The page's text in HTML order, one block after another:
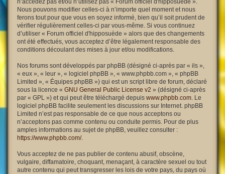
n’accédez pas et/ou n’utilisez pas « Forum officiel d'hipposuède ».
Nous pouvons modifier celles-ci à n’importe quel moment et nous
ferons tout pour que vous en soyez informé, bien qu’il soit prudent de
vérifier régulièrement celles-ci par vous-même. Si vous continuez
d’utiliser « Forum officiel d'hipposuède » alors que des changements
ont été effectués, vous acceptez d’être légalement responsable des
conditions découlant des mises à jour et/ou modifications.
Nos forums sont développés par phpBB (désigné ci-après par « ils »,
« eux », « leur », « logiciel phpBB », « www.phpbb.com », « phpBB
Limited », « Équipes phpBB ») qui est un script libre de forum, déclaré
sous la licence « GNU General Public License v2 » (désigné ci-après
par « GPL ») et qui peut être téléchargé depuis www.phpbb.com. Le
logiciel phpBB facilite seulement les discussions sur Internet. phpBB
Limited n’est pas responsable de ce que nous acceptons ou
n’acceptons pas comme contenu ou conduite permis. Pour de plus
amples informations au sujet de phpBB, veuillez consulter :
https://www.phpbb.com/.
Vous acceptez de ne pas publier de contenu abusif, obscène,
vulgaire, diffamatoire, choquant, menaçant, à caractère sexuel ou tout
autre contenu qui peut transgresser les lois de votre pays, du pays où